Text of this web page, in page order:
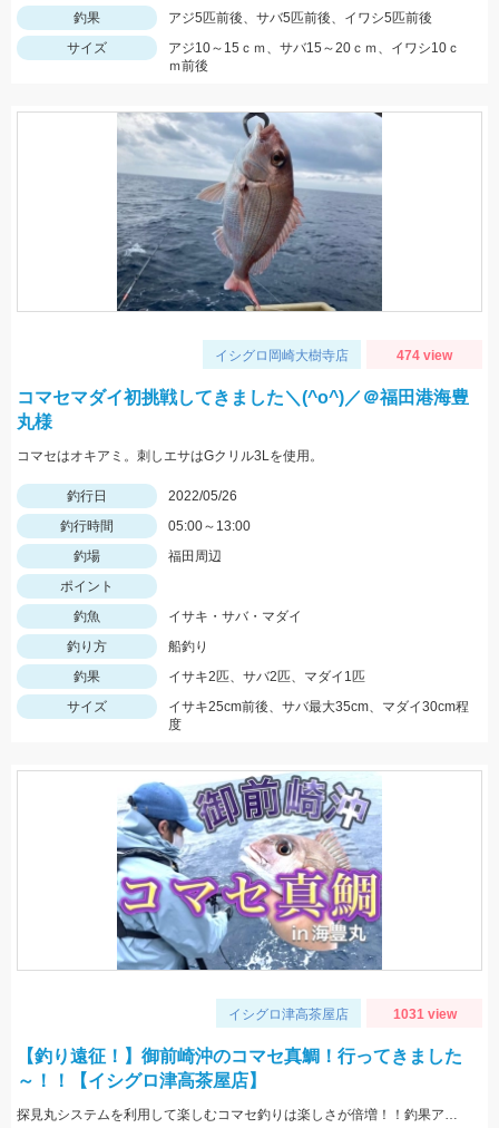
釣果
アジ5匹前後、サバ5匹前後、イワシ5匹前後
サイズ
アジ10～15ｃｍ、サバ15～20ｃｍ、イワシ10ｃ
ｍ前後
イシグロ岡崎大樹寺店 474 view
コマセマダイ初挑戦してきました＼(^o^)／＠福田港海豊
丸様
コマセはオキアミ。刺しエサはGクリル3Lを使用。
釣行日
2022/05/26
釣行時間
05:00～13:00
釣場
福田周辺
ポイント
釣魚
イサキ・サバ・マダイ
釣り方
船釣り
釣果
イサキ2匹、サバ2匹、マダイ1匹
サイズ
イサキ25cm前後、サバ最大35cm、マダイ30cm程
度
イシグロ津高茶屋店 1031 view
【釣り遠征！】御前崎沖のコマセ真鯛！行ってきました
～！！【イシグロ津高茶屋店】
探見丸システムを利用して楽しむコマセ釣りは楽しさが倍増！！釣果アップの秘訣も！！